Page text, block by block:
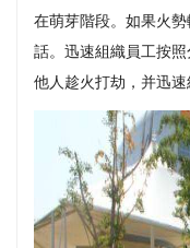
在萌芽階段。如果火
話。迅速組織員工按
他人趁火打劫，并迅速